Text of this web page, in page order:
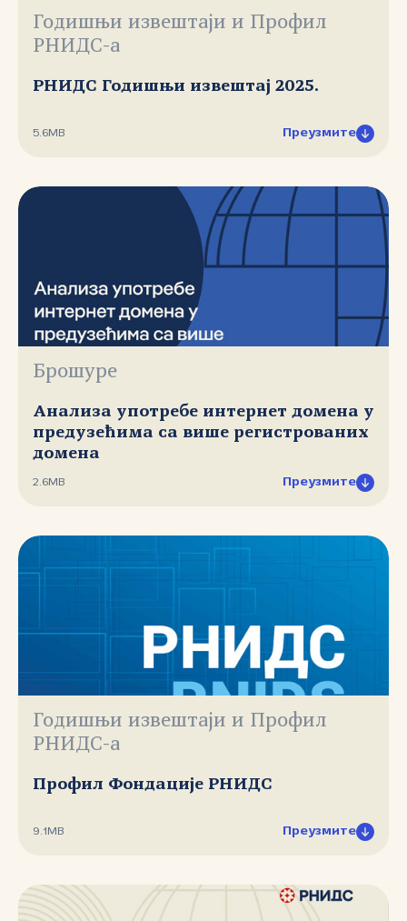
Годишњи извештаји и Профил
РНИДС-а
РНИДС Годишњи извештај 2025.
5.6MB Преузмите
Брошуре
Анализа употребе интернет домена у
предузећима са више регистрованих
домена
2.6MB Преузмите
Годишњи извештаји и Профил
РНИДС-а
Профил Фондације РНИДС
9.1MB Преузмите